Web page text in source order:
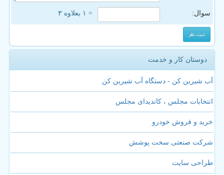
سوال: = ۱ بعلاوه ۳
دوستان کار و خدمت
آب شیرین کن - دستگاه آب شیرین کن
انتخابات مجلس ، کاندیدای مجلس
خرید و فروش خودرو
شرکت صنعتی سخت پوشش
طراحی سایت